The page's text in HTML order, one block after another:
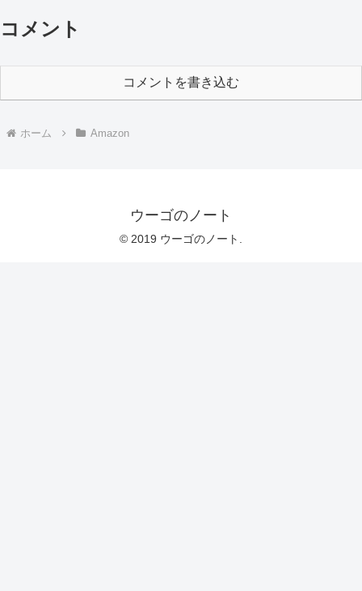
コメント
コメントを書き込む
ホーム Amazon
ウーゴのノート
© 2019 ウーゴのノート.